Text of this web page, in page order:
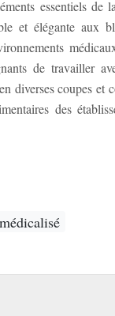
essentiels de
et élégante aux
de travailler
diverses coupes et
des
et des
long de la
investissent